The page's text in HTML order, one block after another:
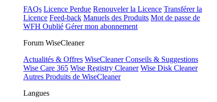
FAQs Licence Perdue Renouveler la Licence Transférer la
Licence Feed-back Manuels des Produits Mot de passe de
WFH Oublié Gérer mon abonnement
Forum WiseCleaner
Actualités & Offres WiseCleaner Conseils & Suggestions
Wise Care 365 Wise Registry Cleaner Wise Disk Cleaner
Autres Produits de WiseCleaner
Langues